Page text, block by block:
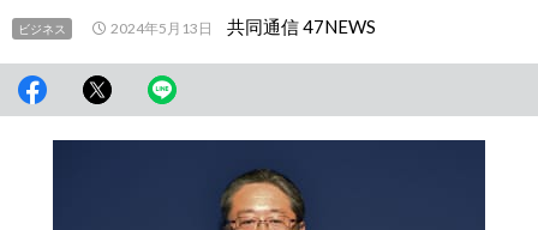
ビジネス 2024年5月13日 共同通信 47NEWS